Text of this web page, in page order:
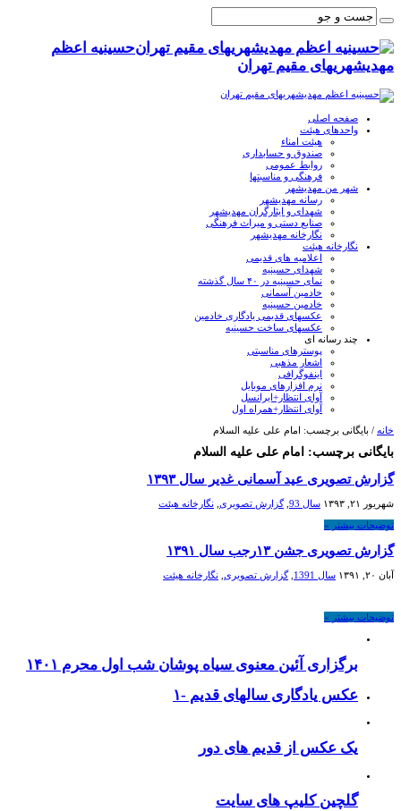
حسینیه اعظم
مهدیشهریهای مقیم تهران
صفحه اصلی
واحدهای هیئت
هیئت امناء
صندوق و حسابداری
روابط عمومی
فرهنگی و مناسبتها
شهر من مهدیشهر
رسانه مهدیشهر
شهدای و ایثارگران مهدیشهر
صنایع دستی و میراث فرهنگی
نگارخانه مهدیشهر
نگارخانه هیئت
اعلامیه های قدیمی
شهدای حسینیه
نمای حسینیه در ۴۰ سال گذشته
خادمین آسمانی
خادمین حسینیه
عکسهای قدیمی یادگاری خادمین
عکسهای ساخت حسینیه
چند رسانه ای
پوسترهای مناسبتی
اشعار مذهبی
اینفوگرافی
نرم افزارهای موبایل
آوای انتظار+ایرانسل
آوای انتظار+همراه اول
خانه / بایگانی برچسب: امام علی علیه السلام
بایگانی برچسب: امام علی علیه السلام
گزارش تصویری عید آسمانی غدیر سال ۱۳۹۳
شهریور ۲۱, ۱۳۹۳ سال 93 ,گزارش تصویری نگارخانه هیئت
توضیحات بیشتر »
گزارش تصویری جشن ۱۳رجب سال ۱۳۹۱
آبان ۲۰, ۱۳۹۱ سال 1391 ,گزارش تصویری نگارخانه هیئت
توضیحات بیشتر »
برگزاری آئین معنوی سیاه پوشان شب اول محرم ۱۴۰۱
عکس یادگاری سالهای قدیم -۱
یک عکس از قدیم های دور
گلچین کلیپ های سایت